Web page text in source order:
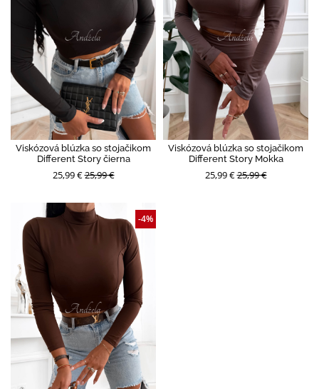
Viskózová blúzka so stojačikom
Different Story čierna
25,99 €25,99 €
Viskózová blúzka so stojačikom
Different Story Mokka
25,99 €25,99 €
-4%